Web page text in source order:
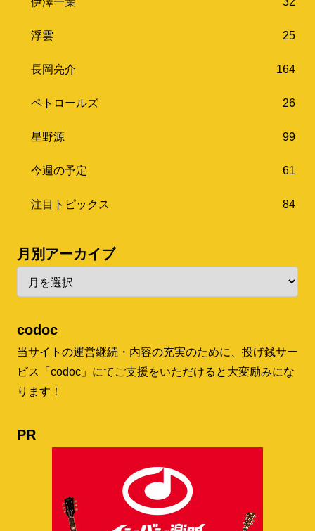
浮雲 25
長岡亮介 164
ペトロールズ 26
星野源 99
今週の予定 61
注目トピックス 84
月別アーカイブ
codoc
当サイトの運営継続・内容の充実のために、投げ銭サー
ビス「codoc」にてご支援をいただけると大変励みにな
ります！
PR